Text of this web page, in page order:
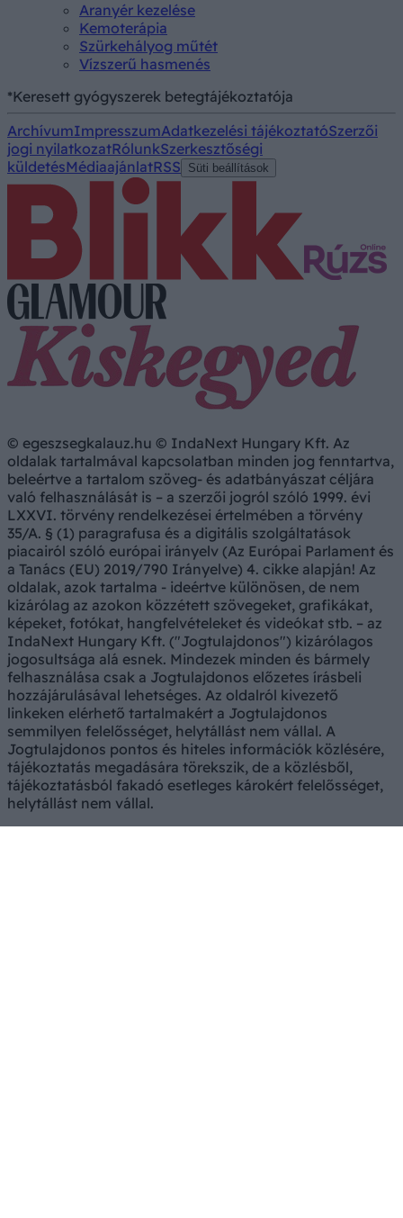
Aranyér kezelése
Kemoterápia
Szürkehályog műtét
Vízszerű hasmenés
*Keresett gyógyszerek betegtájékoztatója
ArchívumImpresszumAdatkezelési tájékoztatóSzerzői
jogi nyilatkozatRólunkSzerkesztőségi
küldetésMédiaajánlatRSS Süti beállítások
© egeszsegkalauz.hu © IndaNext Hungary Kft. Az
oldalak tartalmával kapcsolatban minden jog fenntartva,
beleértve a tartalom szöveg- és adatbányászat céljára
való felhasználását is – a szerzői jogról szóló 1999. évi
LXXVI. törvény rendelkezései értelmében a törvény
35/A. § (1) paragrafusa és a digitális szolgáltatások
piacairól szóló európai irányelv (Az Európai Parlament és
a Tanács (EU) 2019/790 Irányelve) 4. cikke alapján! Az
oldalak, azok tartalma - ideértve különösen, de nem
kizárólag az azokon közzétett szövegeket, grafikákat,
képeket, fotókat, hangfelvételeket és videókat stb. – az
IndaNext Hungary Kft. ("Jogtulajdonos") kizárólagos
jogosultsága alá esnek. Mindezek minden és bármely
felhasználása csak a Jogtulajdonos előzetes írásbeli
hozzájárulásával lehetséges. Az oldalról kivezető
linkeken elérhető tartalmakért a Jogtulajdonos
semmilyen felelősséget, helytállást nem vállal. A
Jogtulajdonos pontos és hiteles információk közlésére,
tájékoztatás megadására törekszik, de a közlésből,
tájékoztatásból fakadó esetleges károkért felelősséget,
helytállást nem vállal.